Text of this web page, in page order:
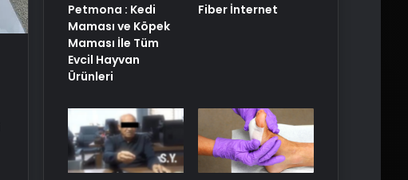
Petmona : Kedi
Maması ve Köpek
Maması İle Tüm
Evcil Hayvan
Ürünleri
Fiber İnternet